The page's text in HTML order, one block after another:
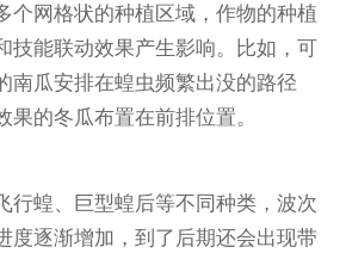
个网格状的种植区域，作物的种植
技能联动效果产生影响。比如，可
南瓜安排在蝗虫频繁出没的路径
果的冬瓜布置在前排位置。
行蝗、巨型蝗后等不同种类，波次
度逐渐增加，到了后期还会出现带